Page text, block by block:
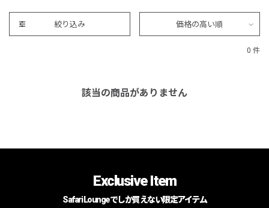
絞り込み 価格の高い順
0 件
該当の商品がありません
Exclusive Item
Safari Loungeでしか買えない限定アイテム